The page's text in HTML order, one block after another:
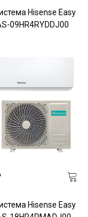
Hisense Easy
09HR4RYDDJ00
Hisense Easy